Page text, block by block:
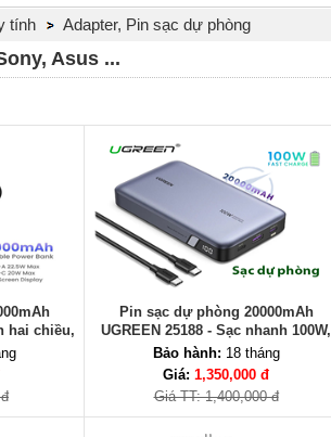
tính Adapter, Pin sạc dự phòng
Asus ...
hai chiều,
Pin sạc dự phòng 20000mAh
UGREEN 25188 - Sạc nhanh 100W,
PD 3.1, 3 cổng USB
Bảo hành: 18 tháng
Giá: 1,350,000 đ
Giá TT: 1,400,000 đ